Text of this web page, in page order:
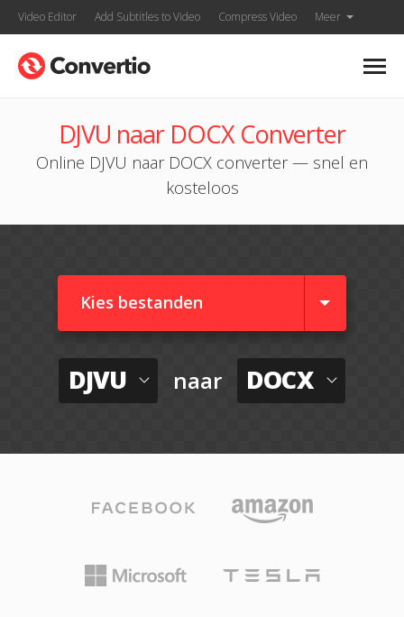
Video Editor Add Subtitles to Video Compress Video Meer
DJVU naar DOCX Converter
Online DJVU naar DOCX converter — snel en
kosteloos
Kies bestanden
DJVU naar DOCX